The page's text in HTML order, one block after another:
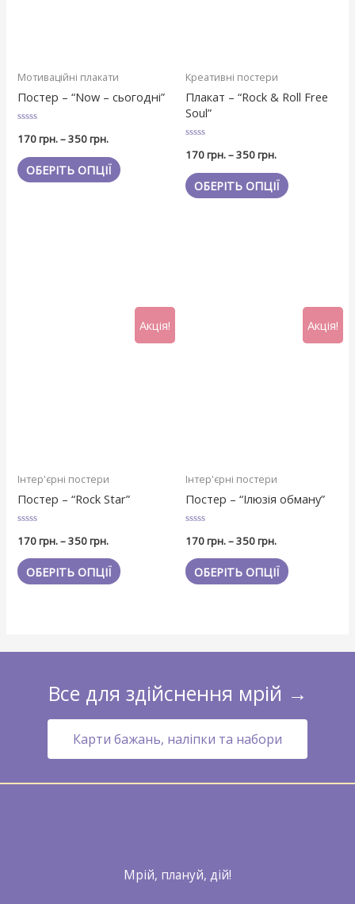
Мотиваційні плакати
Постер – “Now – сьогодні”
в
з
5
170грн.–350грн.
ОБЕРІТЬ ОПЦІЇ
Креативні постери
Плакат – “Rock & Roll Free
Soul”
в
з
5
170грн.–350грн.
ОБЕРІТЬ ОПЦІЇ
Акція!
Інтер'єрні постери
Постер – “Rock Star”
в
з
5
170грн.–350грн.
ОБЕРІТЬ ОПЦІЇ
Акція!
Інтер'єрні постери
Постер – “Ілюзія обману”
в
з
5
170грн.–350грн.
ОБЕРІТЬ ОПЦІЇ
Все для здійснення мрій →
Карти бажань, наліпки та набори
Мрій, плануй, дій!